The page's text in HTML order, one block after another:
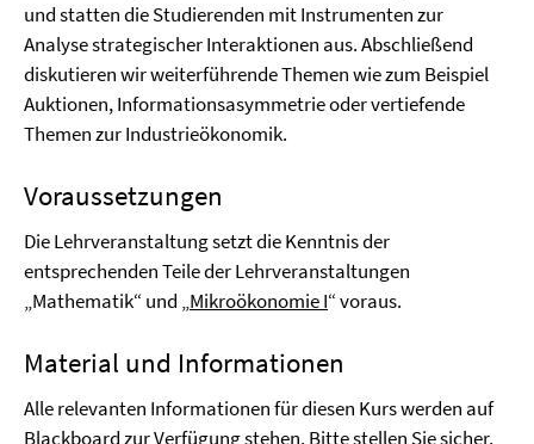
und statten die Studierenden mit Instrumenten zur
Analyse strategischer Interaktionen aus. Abschließend
diskutieren wir weiterführende Themen wie zum Beispiel
Auktionen, Informationsasymmetrie oder vertiefende
Themen zur Industrieökonomik.
Voraussetzungen
Die Lehrveranstaltung setzt die Kenntnis der
entsprechenden Teile der Lehrveranstaltungen
„Mathematik“ und „Mikroökonomie I“voraus.
Material und Informationen
Alle relevanten Informationen für diesen Kurs werden auf
Blackboard zur Verfügung stehen. Bitte stellen Sie sicher,